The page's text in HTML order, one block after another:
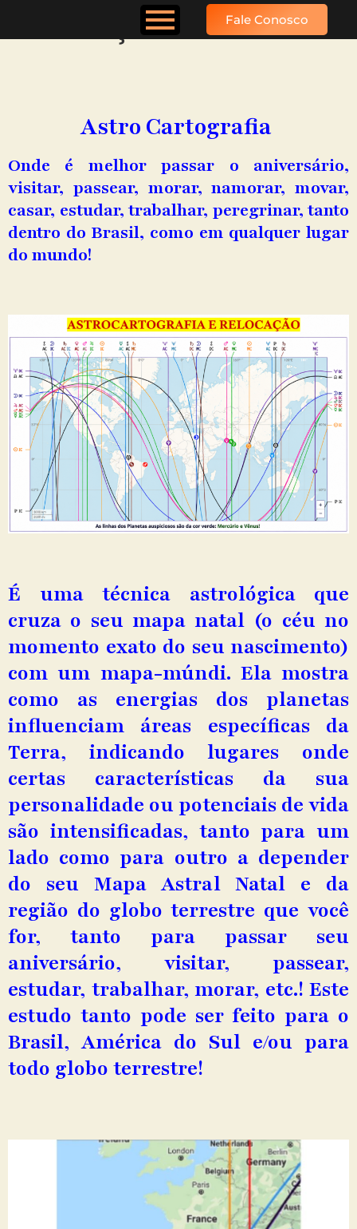
Fale Conosco
Relocação
Astro Cartografia
Onde é melhor passar o aniversário,
visitar, passear, morar, namorar, movar,
casar, estudar, trabalhar, peregrinar, tanto
dentro do Brasil, como em qualquer lugar
do mundo!
É uma técnica astrológica que
cruza o seu mapa natal (o céu no
momento exato do seu nascimento)
com um mapa-múndi. Ela mostra
como as energias dos planetas
influenciam áreas específicas da
Terra, indicando lugares onde
certas características da sua
personalidade ou potenciais de vida
são intensificadas, tanto para um
lado como para outro a depender
do seu Mapa Astral Natal e da
região do globo terrestre que você
for, tanto para passar seu
aniversário, visitar, passear,
estudar, trabalhar, morar, etc.! Este
estudo tanto pode ser feito para o
Brasil, América do Sul e/ou para
todo globo terrestre!